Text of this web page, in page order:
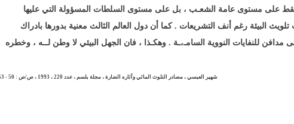
على مستوى عامة الشعـب ، بل على مستوى السلطات المسؤولة التي عليها
البيئة رغم أنف التشريعات . كما أن دول العالم الثالث معنية بدورها بادراك
مدافن للنفايات النووية السامـ،ـة . وهكـذا ، فان الجهل البيئي لا وطن لــه ، وخطره
شهير العبسي ، مصادر التلوث المائي وآثاره الضارة ، مجلة بلسم ، عدد 220 ، 1993 ، ص/ص : 50 - 53